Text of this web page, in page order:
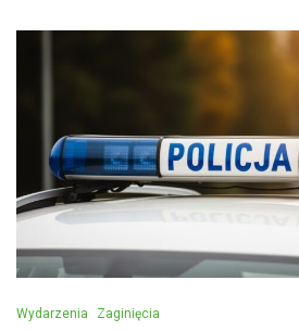
Wydarzenia Zaginięcia